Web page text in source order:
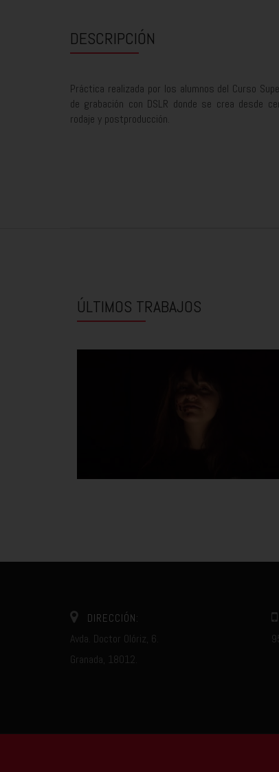
DESCRIPCIÓN
Práctica realizada por los alumnos del Curso
de grabación con DSLR donde se crea desde
rodaje y postproducción.
ÚLTIMOS TRABAJOS
DIRECCIÓN:
Avda. Doctor Olóriz, 6.
Granada, 18012.